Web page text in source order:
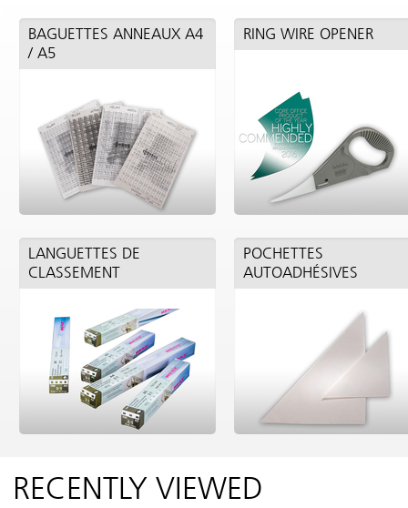
BAGUETTES ANNEAUX A4
/ A5
RING WIRE OPENER
LANGUETTES DE
CLASSEMENT
POCHETTES
AUTOADHÉSIVES
RECENTLY VIEWED